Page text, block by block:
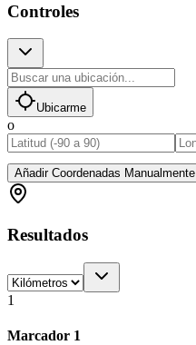
Controles
Ubicarme
o
Añadir Coordenadas Manualmente
Resultados
1
Marcador 1